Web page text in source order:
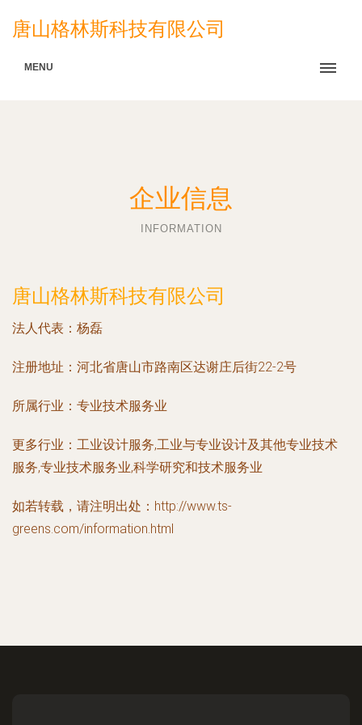
唐山格林斯科技有限公司
MENU
企业信息
INFORMATION
唐山格林斯科技有限公司
法人代表： 杨磊
注册地址： 河北省唐山市路南区达谢庄后街22-2号
所属行业： 专业技术服务业
更多行业： 工业设计服务,工业与专业设计及其他专业技术
服务,专业技术服务业,科学研究和技术服务业
如若转载，请注明出处：http://www.ts-
greens.com/information.html